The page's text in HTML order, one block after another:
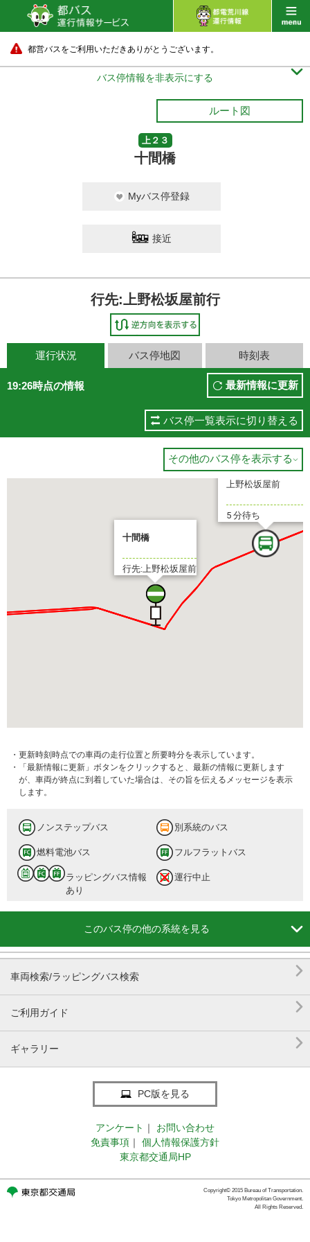
都営バスをご利用いただきありがとうございます。
バス停情報を非表示にする 
ルート図
上２３
十間橋
Myバス停登録
接近
行先:上野松坂屋前行
運行状況 バス停地図 時刻表
19:26時点の情報 最新情報に更新
バス停一覧表示に切り替える
その他のバス停を表示する 
十間橋
行先:上野松坂屋前
上野松坂屋前
5 分待ち
・更新時刻時点での車両の走行位置と所要時分を表示しています。
・「最新情報に更新」ボタンをクリックすると、最新の情報に更新します
が、車両が終点に到着していた場合は、その旨を伝えるメッセージを表示
します。
ノンステップバス 別系統のバス
燃料電池バス フルフラットバス
ラッピングバス情報
あり
運行中止
このバス停の他の系統を見る 
車両検索/ラッピングバス検索 
ご利用ガイド 
ギャラリー 
PC版を見る
アンケート ｜
お問い合わせ
免責事項 ｜
個人情報保護方針
東京都交通局HP
Copyright© 2015 Bureau of Transportation.
Tokyo Metropolitan Government.
All Rights Reserved.